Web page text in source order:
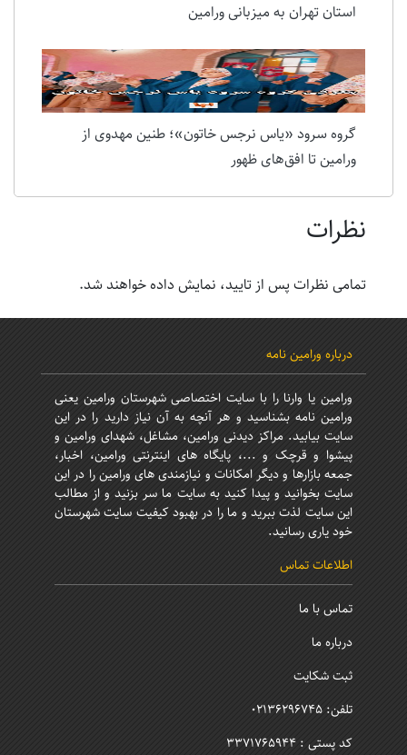
استان تهران به میزبانی ورامین
گروه سرود «یاس نرجس خاتون»؛ طنین مهدوی از
ورامین تا افق‌های ظهور
نظرات
تمامی نظرات پس از تایید، نمایش داده خواهند شد.
درباره ورامین نامه
ورامین یا وارنا را با سایت اختصاصی شهرستان ورامین یعنی
ورامین نامه بشناسید و هر آنچه به آن نیاز دارید را در این
سایت بیابید. مراکز دیدنی ورامین، مشاغل، شهدای ورامین و
پیشوا و قرچک و ...، پایگاه های اینترنتی ورامین، اخبار،
جمعه بازارها و دیگر امکانات و نیازمندی های ورامین را در این
سایت بخوانید و پیدا کنید به سایت ما سر بزنید و از مطالب
این سایت لذت ببرید و ما را در بهبود کیفیت سایت شهرستان
خود یاری رسانید.
اطلاعات تماس
تماس با ما
درباره ما
ثبت شکایت
تلفن: 02136296745
کد پستی : 3371765944